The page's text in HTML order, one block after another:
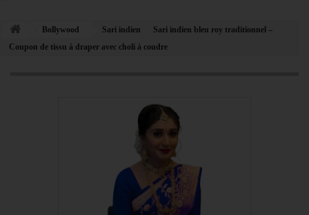
Bollywood Sari indien
Sari indien bleu roy traditionnel –
Coupon de tissu à draper avec choli à coudre